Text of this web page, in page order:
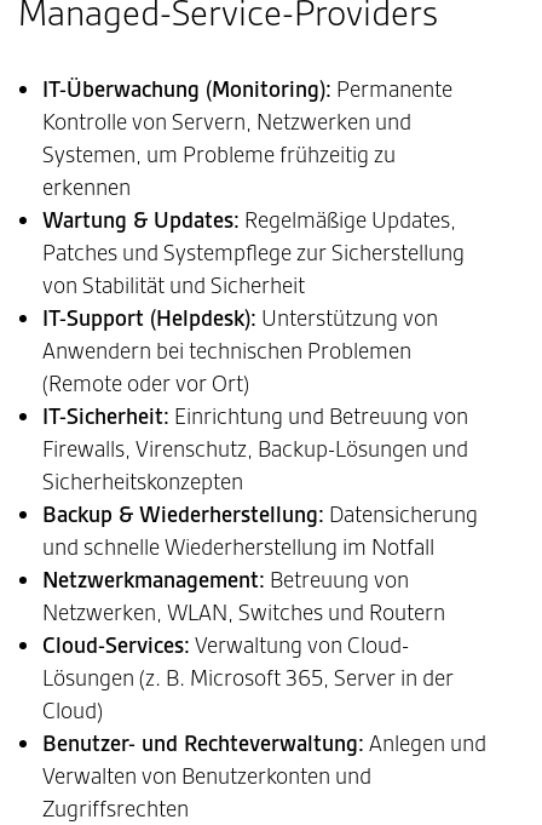
Managed-Service-Providers
IT-Überwachung (Monitoring): Permanente
Kontrolle von Servern, Netzwerken und
Systemen, um Probleme frühzeitig zu
erkennen
Wartung & Updates: Regelmäßige Updates,
Patches und Systempflege zur Sicherstellung
von Stabilität und Sicherheit
IT-Support (Helpdesk): Unterstützung von
Anwendern bei technischen Problemen
(Remote oder vor Ort)
IT-Sicherheit: Einrichtung und Betreuung von
Firewalls, Virenschutz, Backup-Lösungen und
Sicherheitskonzepten
Backup & Wiederherstellung: Datensicherung
und schnelle Wiederherstellung im Notfall
Netzwerkmanagement: Betreuung von
Netzwerken, WLAN, Switches und Routern
Cloud-Services: Verwaltung von Cloud-
Lösungen (z. B. Microsoft 365, Server in der
Cloud)
Benutzer- und Rechteverwaltung: Anlegen und
Verwalten von Benutzerkonten und
Zugriffsrechten